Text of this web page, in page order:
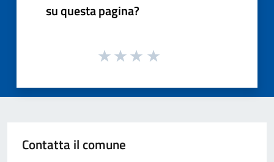
su questa pagina?
Contatta il comune